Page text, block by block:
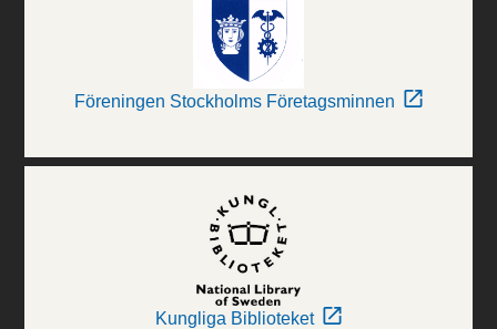
Föreningen Stockholms Företagsminnen
Kungliga Biblioteket